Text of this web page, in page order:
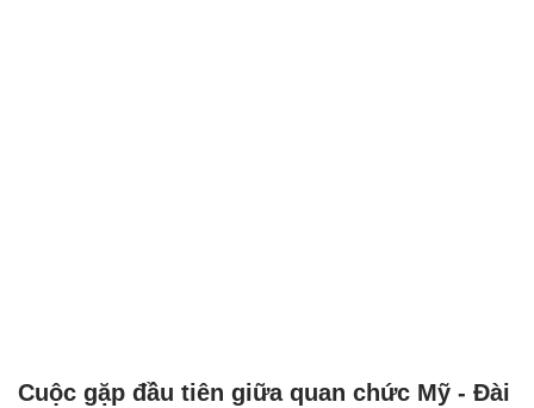
Cuộc gặp đầu tiên giữa quan chức Mỹ - Đài